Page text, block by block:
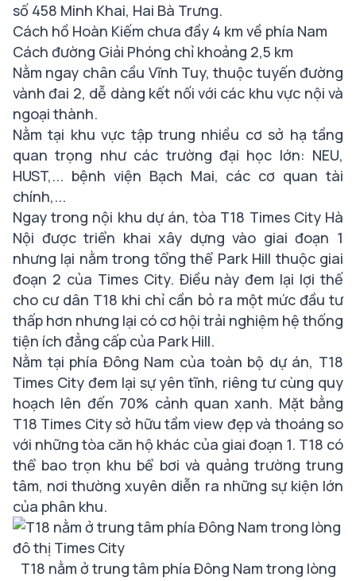
số 458 Minh Khai, Hai Bà Trưng.
Cách hồ Hoàn Kiếm chưa đầy 4 km về phía Nam
Cách đường Giải Phóng chỉ khoảng 2,5 km
Nằm ngay chân cầu Vĩnh Tuy, thuộc tuyến đường
vành đai 2, dễ dàng kết nối với các khu vực nội và
ngoại thành.
Nằm tại khu vực tập trung nhiều cơ sở hạ tầng
quan trọng như các trường đại học lớn: NEU,
HUST,... bệnh viện Bạch Mai, các cơ quan tài
chính,...
Ngay trong nội khu dự án, tòa T18 Times City Hà
Nội được triển khai xây dựng vào giai đoạn 1
nhưng lại nằm trong tổng thể Park Hill thuộc giai
đoạn 2 của Times City. Điều này đem lại lợi thế
cho cư dân T18 khi chỉ cần bỏ ra một mức đầu tư
thấp hơn nhưng lại có cơ hội trải nghiệm hệ thống
tiện ích đẳng cấp của Park Hill.
Nằm tại phía Đông Nam của toàn bộ dự án, T18
Times City đem lại sự yên tĩnh, riêng tư cùng quy
hoạch lên đến 70% cảnh quan xanh. Mặt bằng
T18 Times City sở hữu tầm view đẹp và thoáng so
với những tòa căn hộ khác của giai đoạn 1. T18 có
thể bao trọn khu bể bơi và quảng trường trung
tâm, nơi thường xuyên diễn ra những sự kiện lớn
của phân khu.
T18 nằm ở trung tâm phía Đông Nam trong lòng